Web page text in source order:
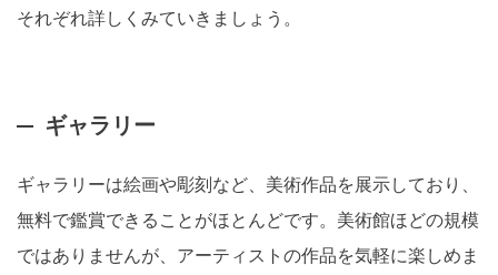
それぞれ詳しくみていきましょう。
ギャラリー
ギャラリーは絵画や彫刻など、美術作品を展示しており、
無料で鑑賞できることがほとんどです。美術館ほどの規模
ではありませんが、アーティストの作品を気軽に楽しめま